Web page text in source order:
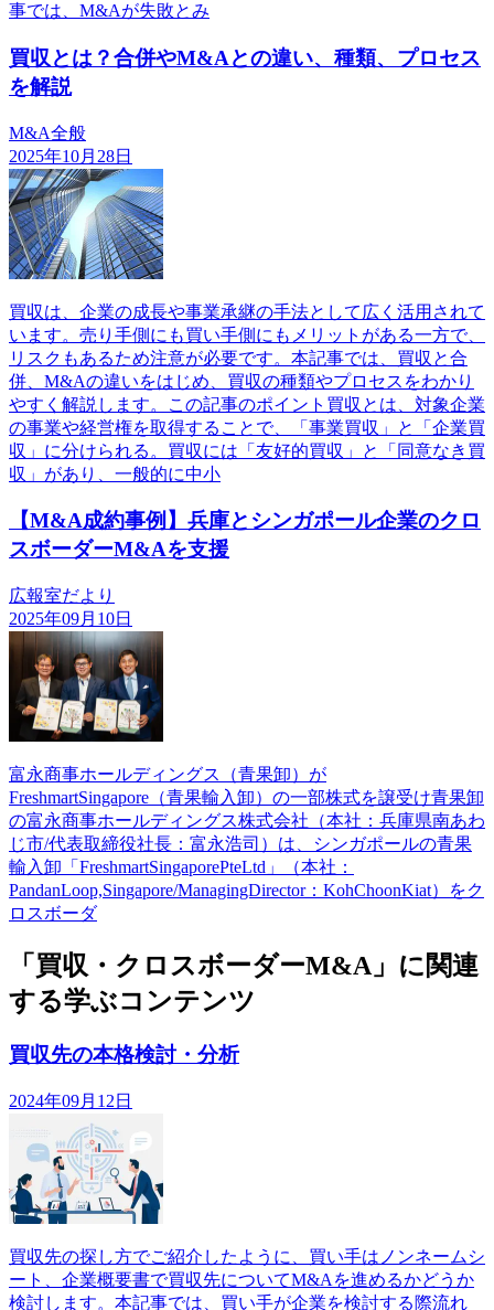
事では、M&Aが失敗とみ
買収とは？合併やM&Aとの違い、種類、プロセス
を解説
M&A全般
2025年10月28日
買収は、企業の成長や事業承継の手法として広く活用されて
います。売り手側にも買い手側にもメリットがある一方で、
リスクもあるため注意が必要です。本記事では、買収と合
併、M&Aの違いをはじめ、買収の種類やプロセスをわかり
やすく解説します。この記事のポイント買収とは、対象企業
の事業や経営権を取得することで、「事業買収」と「企業買
収」に分けられる。買収には「友好的買収」と「同意なき買
収」があり、一般的に中小
【M&A成約事例】兵庫とシンガポール企業のクロ
スボーダーM&Aを支援
広報室だより
2025年09月10日
富永商事ホールディングス（青果卸）が
FreshmartSingapore（青果輸入卸）の一部株式を譲受け青果卸
の富永商事ホールディングス株式会社（本社：兵庫県南あわ
じ市/代表取締役社長：富永浩司）は、シンガポールの青果
輸入卸「FreshmartSingaporePteLtd」（本社：
PandanLoop,Singapore/ManagingDirector：KohChoonKiat）をク
ロスボーダ
「買収・クロスボーダーM&A」に関連
する学ぶコンテンツ
買収先の本格検討・分析
2024年09月12日
買収先の探し方でご紹介したように、買い手はノンネームシ
ート、企業概要書で買収先についてM&Aを進めるかどうか
検討します。本記事では、買い手が企業を検討する際流れ